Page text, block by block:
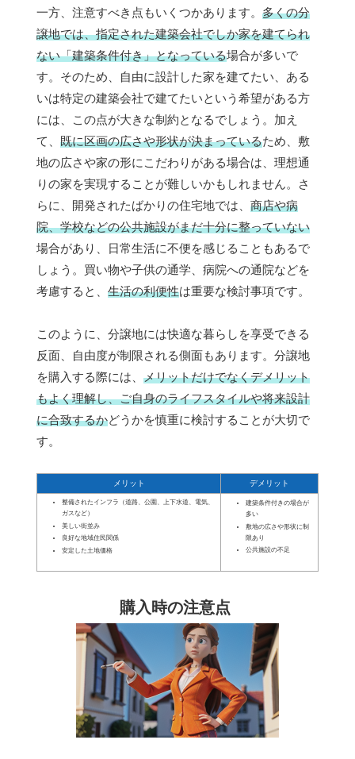
一方、注意すべき点もいくつかあります。 多くの分
譲地では、指定された建築会社でしか家を建てられ
ない「建築条件付き」となっている場合が多いで
す。そのため、自由に設計した家を建てたい、ある
いは特定の建築会社で建てたいという希望がある方
には、この点が大きな制約となるでしょう。加え
て、 既に区画の広さや形状が決まっているため、敷
地の広さや家の形にこだわりがある場合は、理想通
りの家を実現することが難しいかもしれません。さ
らに、開発されたばかりの住宅地では、 商店や病
院、学校などの公共施設がまだ十分に整っていない
場合があり、日常生活に不便を感じることもあるで
しょう。買い物や子供の通学、病院への通院などを
考慮すると、 生活の利便性は重要な検討事項です。
このように、分譲地には快適な暮らしを享受できる
反面、自由度が制限される側面もあります。分譲地
を購入する際には、 メリットだけでなくデメリット
もよく理解し、ご自身のライフスタイルや将来設計
に合致するかどうかを慎重に検討することが大切で
す。
メリット デメリット
整備されたインフラ（道路、公園、上下水道、電気、
ガスなど）
美しい街並み
良好な地域住民関係
安定した土地価格
建築条件付きの場合が
多い
敷地の広さや形状に制
限あり
公共施設の不足
購入時の注意点